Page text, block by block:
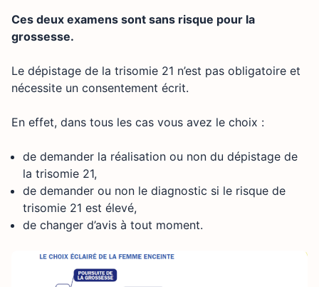
Ces deux examens sont sans risque pour la
grossesse.
Le dépistage de la trisomie 21 n’est pas obligatoire et
nécessite un consentement écrit.
En effet, dans tous les cas vous avez le choix :
de demander la réalisation ou non du dépistage de
la trisomie 21,
de demander ou non le diagnostic si le risque de
trisomie 21 est élevé,
de changer d’avis à tout moment.